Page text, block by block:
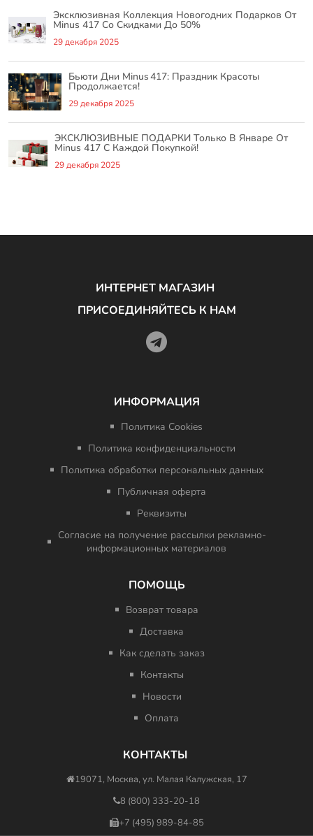
Эксклюзивная Коллекция Новогодних Подарков От
Minus 417 Со Скидками До 50%
29 декабря 2025
Бьюти Дни Minus 417: Праздник Красоты
Продолжается!
29 декабря 2025
ЭКСКЛЮЗИВНЫЕ ПОДАРКИ Только В Январе От
Minus 417 С Каждой Покупкой!
29 декабря 2025
ИНТЕРНЕТ МАГАЗИН
ПРИСОЕДИНЯЙТЕСЬ К НАМ
ИНФОРМАЦИЯ
Политика Cookies
Политика конфиденциальности
Политика обработки персональных данных
Публичная оферта
Реквизиты
Согласие на получение рассылки рекламно-
информационных материалов
ПОМОЩЬ
Возврат товара
Доставка
Как сделать заказ
Контакты
Новости
Оплата
КОНТАКТЫ
19071, Москва, ул. Малая Калужская, 17
8 (800) 333-20-18
+7 (495) 989-84-85